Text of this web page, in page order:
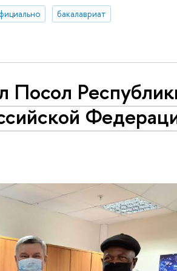
бакалавриат